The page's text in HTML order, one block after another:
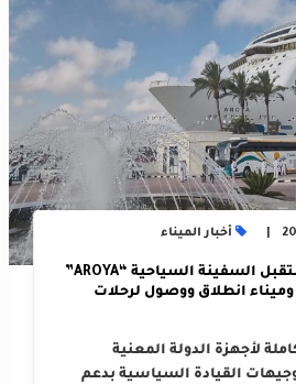
أخبار الميناء
ميناء الإسكندرية يستقبل السفينة السياحية “AROYA”
انطلاق ووصول لرحلات
لأجهزة الدولة المعنية
القيادة السياسية بدعم